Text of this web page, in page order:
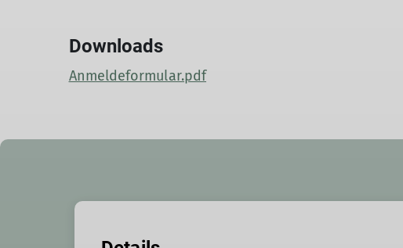
Downloads
Anmeldeformular.pdf